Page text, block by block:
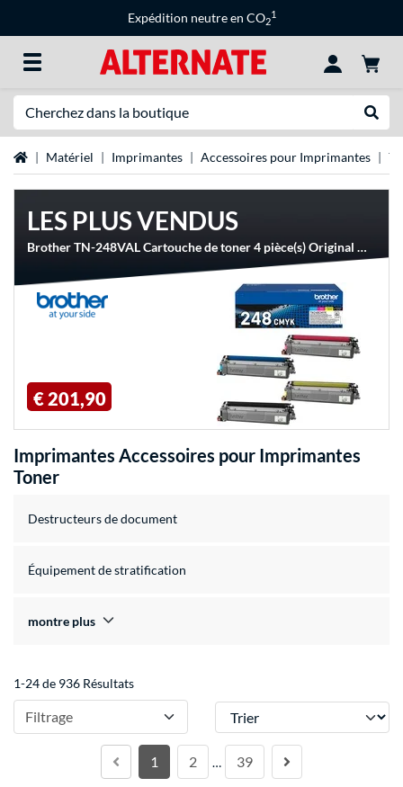
Expédition neutre en CO2
1
Page d'accueil
Matériel Imprimantes Accessoires pour Imprimantes
LES PLUS VENDUS
Brother TN-248VAL Cartouche de toner 4 pièce(s) Original Noir, Cyan, Magenta, Jaune
€ 201,90
Imprimantes Accessoires pour Imprimantes
Toner
Destructeurs de document
Équipement de stratification
montre plus
1-24 de 936 Résultats
Filtrage Trier
1 2 … 39